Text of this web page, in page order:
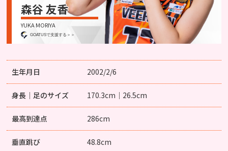
森谷 友香
YUKA MORIYA
GOATUSで支援する＞＞
生年月日 2002/2/6
身長｜足のサイズ 170.3cm｜26.5cm
最高到達点 286cm
垂直跳び 48.8cm